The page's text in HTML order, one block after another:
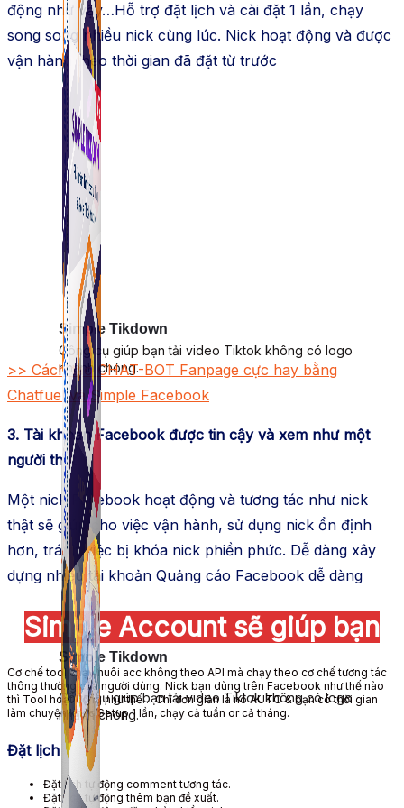
Simple Tikdown
Công cụ giúp bạn tải video Tiktok không có logo
nhanh chóng.
Simple Tikdown
Công cụ giúp bạn tải video Tiktok không có logo
nhanh chóng.
động như vậy…Hỗ trợ đặt lịch và cài đặt 1 lần, chạy
song song nhiều nick cùng lúc. Nick hoạt động và được
vận hành theo thời gian đã đặt từ trước
>> Cách tạo CHAT-BOT Fanpage cực hay bằng
Chatfuel và Simple Facebook
3. Tài khoản Facebook được tin cậy và xem như một
người thật
Một nick Facebook hoạt động và tương tác như nick
thật sẽ giúp cho việc vận hành, sử dụng nick ổn định
hơn, tránh việc bị khóa nick phiền phức. Dễ dàng xây
dựng nhiều tài khoản Quảng cáo Facebook dễ dàng
Simple Account sẽ giúp bạn
Cơ chế tool chạy nuôi acc không theo API mà chạy theo cơ chế tương tác
thông thường của người dùng. Nick bạn dùng trên Facebook như thế nào
thì Tool hoạt động như thế… Chỉ đơn giản là nó AUTO & bạn có thời gian
làm chuyện khác Setup 1 lần, chạy cả tuần or cả tháng.
Đặt lịch
Đặt lịch tự động comment tương tác.
Đặt lịch tự động thêm bạn đề xuất.